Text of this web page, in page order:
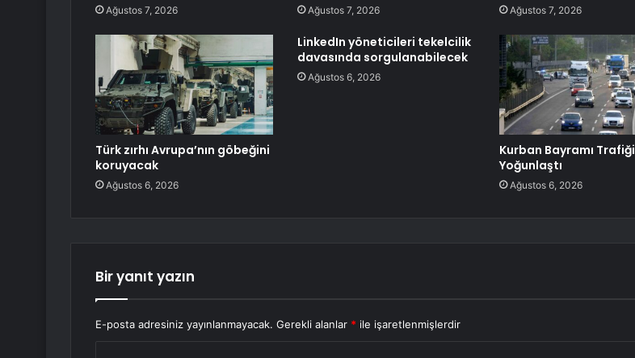
Ağustos 7, 2026 Ağustos 7, 2026 Ağustos 7, 2026
Türk zırhı Avrupa’nın göbeğini
koruyacak
Ağustos 6, 2026
LinkedIn yöneticileri tekelcilik
davasında sorgulanabilecek
Ağustos 6, 2026
Kurban Bayramı Trafiği
Yoğunlaştı
Ağustos 6, 2026
Bir yanıt yazın
E-posta adresiniz yayınlanmayacak. Gerekli alanlar * ile işaretlenmişlerdir